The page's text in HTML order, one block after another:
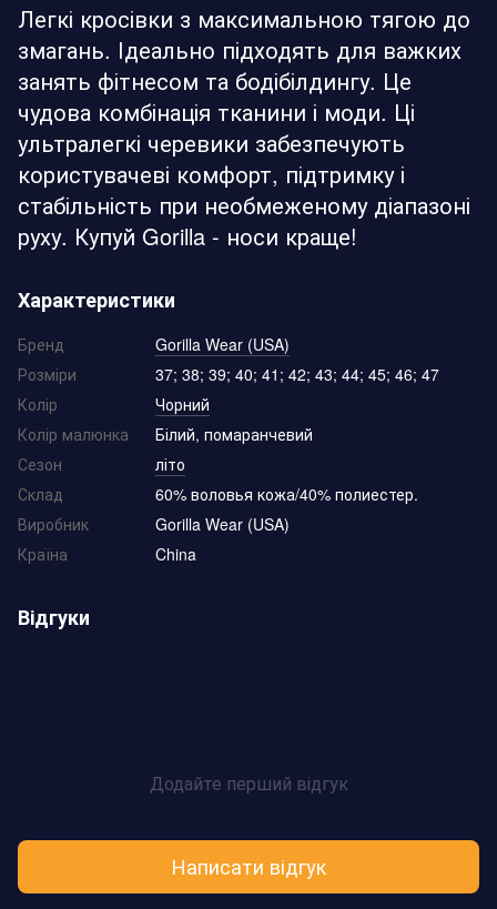
Легкі кросівки з максимальною тягою до
змагань. Ідеально підходять для важких
занять фітнесом та бодібілдингу. Це
чудова комбінація тканини і моди. Ці
ультралегкі черевики забезпечують
користувачеві комфорт, підтримку і
стабільність при необмеженому діапазоні
руху. Купуй Gorilla - носи краще!
Характеристики
Бренд
Gorilla Wear (USA)
Розміри
37; 38; 39; 40; 41; 42; 43; 44; 45; 46; 47
Колір
Чорний
Колір малюнка
Білий, помаранчевий
Сезон
літо
Склад
60% воловья кожа/40% полиестер.
Виробник
Gorilla Wear (USA)
Країна
China
Відгуки
Додайте перший відгук
Написати відгук